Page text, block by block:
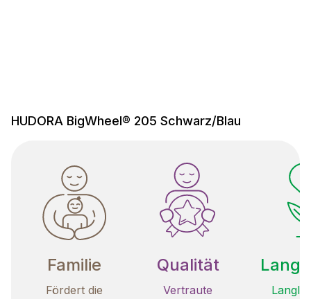
HUDORA BigWheel® 205 Schwarz/Blau
Familie
Fördert die
Qualität
Vertraute